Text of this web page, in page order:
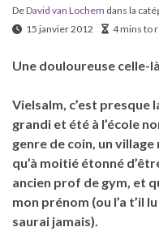
DeDavid van Lochem dans la
15 janvier 2012
4 mins to
Une douloureuse celle-là
Vielsalm, c’est presque
grandi et été à l’école
genre de coin, un village
qu’à moitié étonné
ancien prof de gym, et
mon prénom (ou l’a t’il
saurai jamais).